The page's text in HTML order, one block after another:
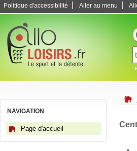
Politique d'accessibilité Aller au menu
NAVIGATION
Page d'accueil